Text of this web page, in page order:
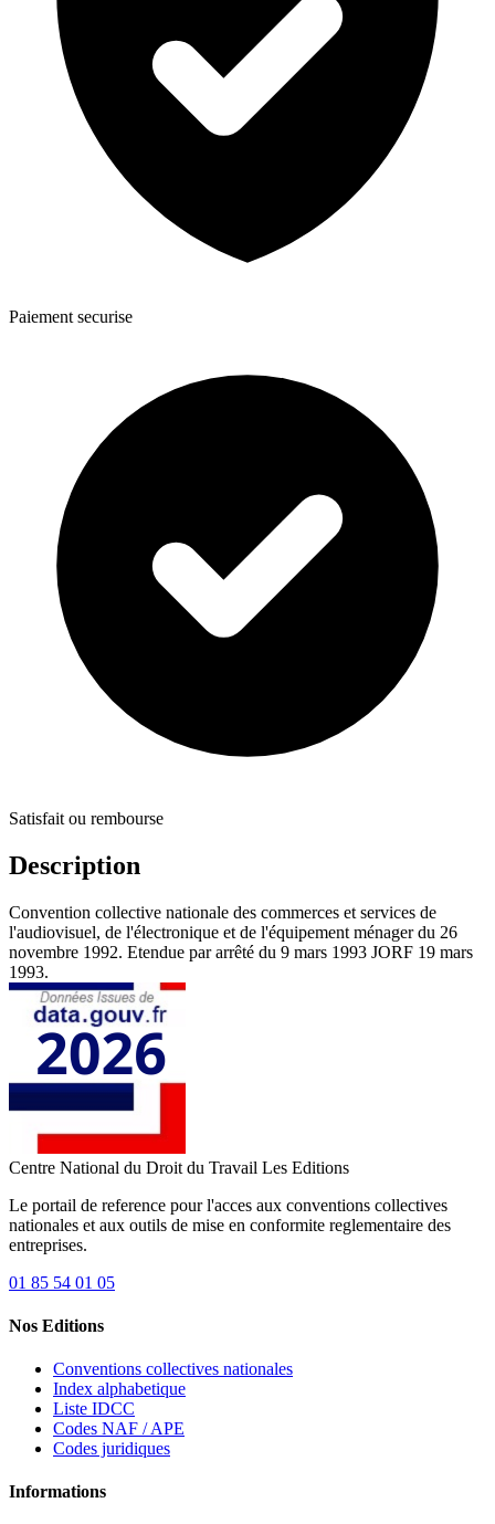
Paiement securise
Satisfait ou rembourse
Description
Convention collective nationale des commerces et services de
l'audiovisuel, de l'électronique et de l'équipement ménager du 26
novembre 1992. Etendue par arrêté du 9 mars 1993 JORF 19 mars
1993.
Centre National du Droit du Travail Les Editions
Le portail de reference pour l'acces aux conventions collectives
nationales et aux outils de mise en conformite reglementaire des
entreprises.
01 85 54 01 05
Nos Editions
Conventions collectives nationales
Index alphabetique
Liste IDCC
Codes NAF / APE
Codes juridiques
Informations